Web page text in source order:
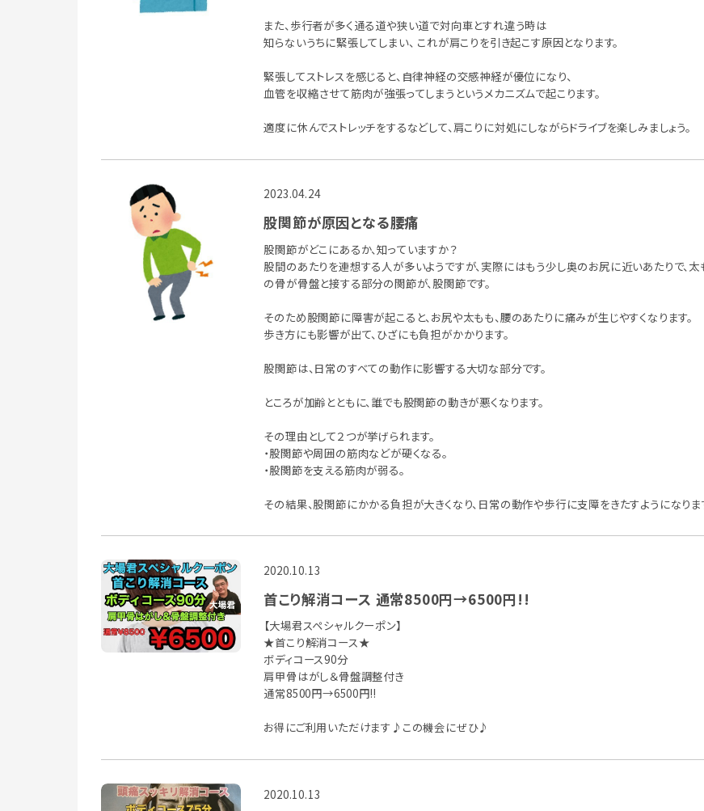
また、歩行者が多く通る道や狭い道で対向車とすれ違う時は
知らないうちに緊張してしまい、 これが肩こりを引き起こす原因となります。
緊張してストレスを感じると、自律神経の交感神経が優位になり、
血管を収縮させて筋肉が強張ってしまうというメカニズムで起こります。
適度に休んでストレッチをするなどして、肩こりに対処にしながらドライブを楽しみましょう。
2023.04.24
股関節が原因となる腰痛
股関節がどこにあるか、知っていますか？
股間のあたりを連想する人が多いようですが、実際にはもう少し奥のお尻に近いあたりで、太
の骨が骨盤と接する部分の関節が、股関節です。
そのため股関節に障害が起こると、お尻や太もも、腰のあたりに痛みが生じやすくなります。
歩き方にも影響が出て、ひざにも負担がかかります。
股関節は、日常のすべての動作に影響する大切な部分です。
ところが加齢とともに、誰でも股関節の動きが悪くなります。
その理由として２つが挙げられます。
・股関節や周囲の筋肉などが硬くなる。
・股関節を支える筋肉が弱る。
その結果、股関節にかかる負担が大きくなり、日常の動作や歩行に支障をきたすようになりま
2020.10.13
首こり解消コース 通常8500円→6500円!!
【大場君スペシャルクーポン】
★首こり解消コース★
ボディコース90分
肩甲骨はがし＆骨盤調整付き
通常8500円→6500円!!
お得にご利用いただけます♪この機会にぜひ♪
2020.10.13